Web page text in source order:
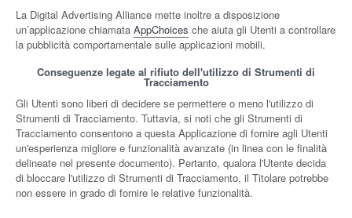
La Digital Advertising Alliance mette inoltre a disposizione
un’applicazione chiamata AppChoices che aiuta gli Utenti a controllare
la pubblicità comportamentale sulle applicazioni mobili.
Conseguenze legate al rifiuto dell'utilizzo di Strumenti di
Tracciamento
Gli Utenti sono liberi di decidere se permettere o meno l'utilizzo di
Strumenti di Tracciamento. Tuttavia, si noti che gli Strumenti di
Tracciamento consentono a questa Applicazione di fornire agli Utenti
un'esperienza migliore e funzionalità avanzate (in linea con le finalità
delineate nel presente documento). Pertanto, qualora l'Utente decida
di bloccare l'utilizzo di Strumenti di Tracciamento, il Titolare potrebbe
non essere in grado di fornire le relative funzionalità.